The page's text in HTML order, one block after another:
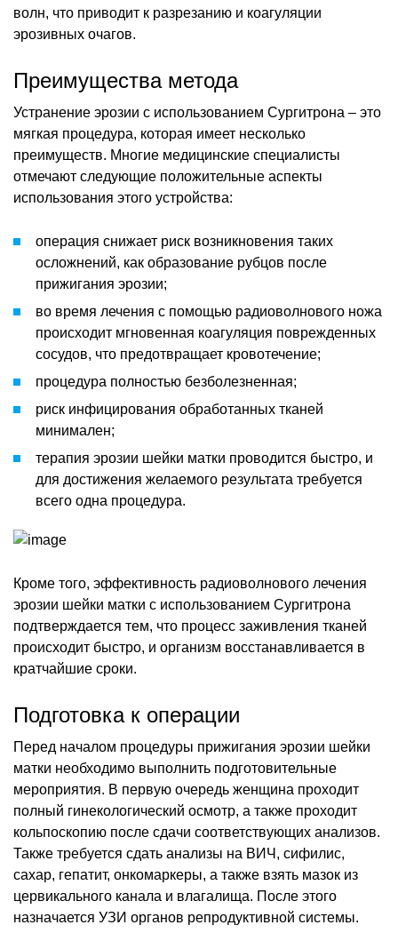
волн, что приводит к разрезанию и коагуляции
эрозивных очагов.
Преимущества метода
Устранение эрозии с использованием Сургитрона – это
мягкая процедура, которая имеет несколько
преимуществ. Многие медицинские специалисты
отмечают следующие положительные аспекты
использования этого устройства:
операция снижает риск возникновения таких
осложнений, как образование рубцов после
прижигания эрозии;
во время лечения с помощью радиоволнового ножа
происходит мгновенная коагуляция поврежденных
сосудов, что предотвращает кровотечение;
процедура полностью безболезненная;
риск инфицирования обработанных тканей
минимален;
терапия эрозии шейки матки проводится быстро, и
для достижения желаемого результата требуется
всего одна процедура.
Кроме того, эффективность радиоволнового лечения
эрозии шейки матки с использованием Сургитрона
подтверждается тем, что процесс заживления тканей
происходит быстро, и организм восстанавливается в
кратчайшие сроки.
Подготовка к операции
Перед началом процедуры прижигания эрозии шейки
матки необходимо выполнить подготовительные
мероприятия. В первую очередь женщина проходит
полный гинекологический осмотр, а также проходит
кольпоскопию после сдачи соответствующих анализов.
Также требуется сдать анализы на ВИЧ, сифилис,
сахар, гепатит, онкомаркеры, а также взять мазок из
цервикального канала и влагалища. После этого
назначается УЗИ органов репродуктивной системы.